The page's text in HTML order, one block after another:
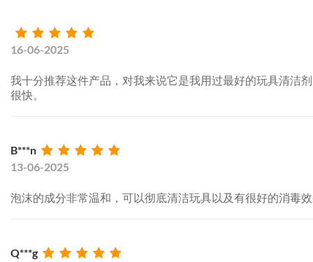
16-06-2025
我十分推荐这件产品，对我来说它是我用过最好的玩具清洁
很快。
B***n
13-06-2025
泡沫的成分非常温和，可以彻底清洁玩具以及有很好的消毒
Q***g